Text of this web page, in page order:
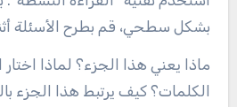
بشكل سطحي، قم بطرح الأسئلة
ماذا يعني هذا الجزء؟ لماذا
الكلمات؟ كيف يرتبط هذا الجزء